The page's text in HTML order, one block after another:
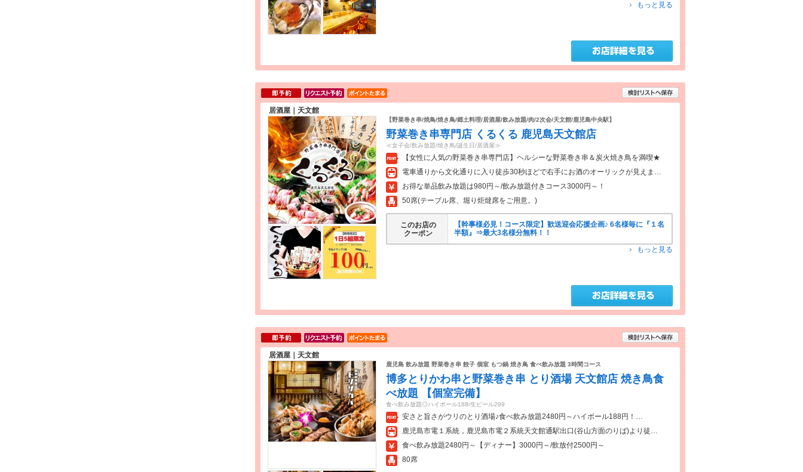
もっと見る
居酒屋｜天文館
【野菜巻き串/焼鳥/焼き鳥/郷土料理/居酒屋/飲み放題/肉/2次会/天文館/鹿児島中央駅】
野菜巻き串専門店 くるくる 鹿児島天文館店
≪女子会/飲み放題/焼き鳥/誕生日/居酒屋≫
【女性に人気の野菜巻き串専門店】ヘルシーな野菜巻き串＆炭火焼き鳥を満喫★
電車通りから文化通りに入り徒歩30秒ほどで右手にお酒のオーリックが見えま…
お得な単品飲み放題は980円～/飲み放題付きコース3000円～！
50席(テーブル席、堀り炬燵席をご用意。)
このお店の
クーポン
【幹事様必見！コース限定】歓送迎会応援企画♪ 6名様毎に『１名
半額』⇒最大3名様分無料！！
もっと見る
居酒屋｜天文館
鹿児島 飲み放題 野菜巻き串 餃子 個室 もつ鍋 焼き鳥 食べ飲み放題 3時間コース
博多とりかわ串と野菜巻き串 とり酒場 天文館店 焼き鳥食
べ放題 【個室完備】
食べ飲み放題◎ハイボール188/生ビール299
安さと旨さがウリのとり酒場♪食べ飲み放題2480円～ハイボール188円！…
鹿児島市電１系統，鹿児島市電２系統天文館通駅出口(谷山方面のりば)より徒…
食べ飲み放題2480円～【ディナー】3000円～/飲放付2500円～
80席